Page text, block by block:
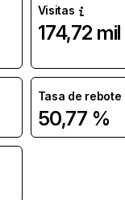
Visitas
174,72 mil
Tasa de rebote
50,77 %